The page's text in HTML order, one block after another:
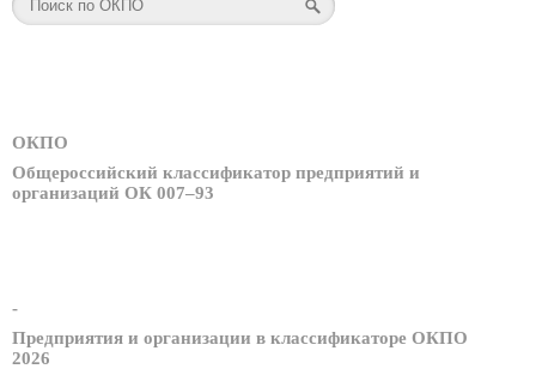
ОКПО
Общероссийский классификатор предприятий и
организаций ОК 007–93
-
Предприятия и организации в классификаторе ОКПО
2026